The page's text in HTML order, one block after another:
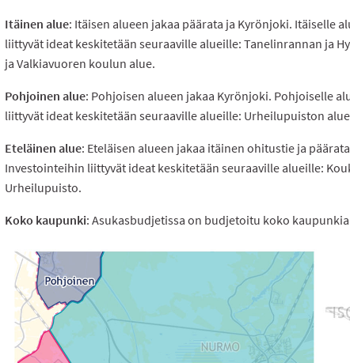
Itäinen alue: Itäisen alueen jakaa päärata ja Kyrönjoki. Itäiselle
liittyvät ideat keskitetään seuraaville alueille: Tanelinrannan ja
ja Valkiavuoren koulun alue.
Pohjoinen alue: Pohjoisen alueen jakaa Kyrönjoki. Pohjoiselle
liittyvät ideat keskitetään seuraaville alueille: Urheilupuiston
Eteläinen alue: Eteläisen alueen jakaa itäinen ohitustie ja
Investointeihin liittyvät ideat keskitetään seuraaville alueille:
Urheilupuisto.
Koko kaupunki: Asukasbudjetissa on budjetoitu koko